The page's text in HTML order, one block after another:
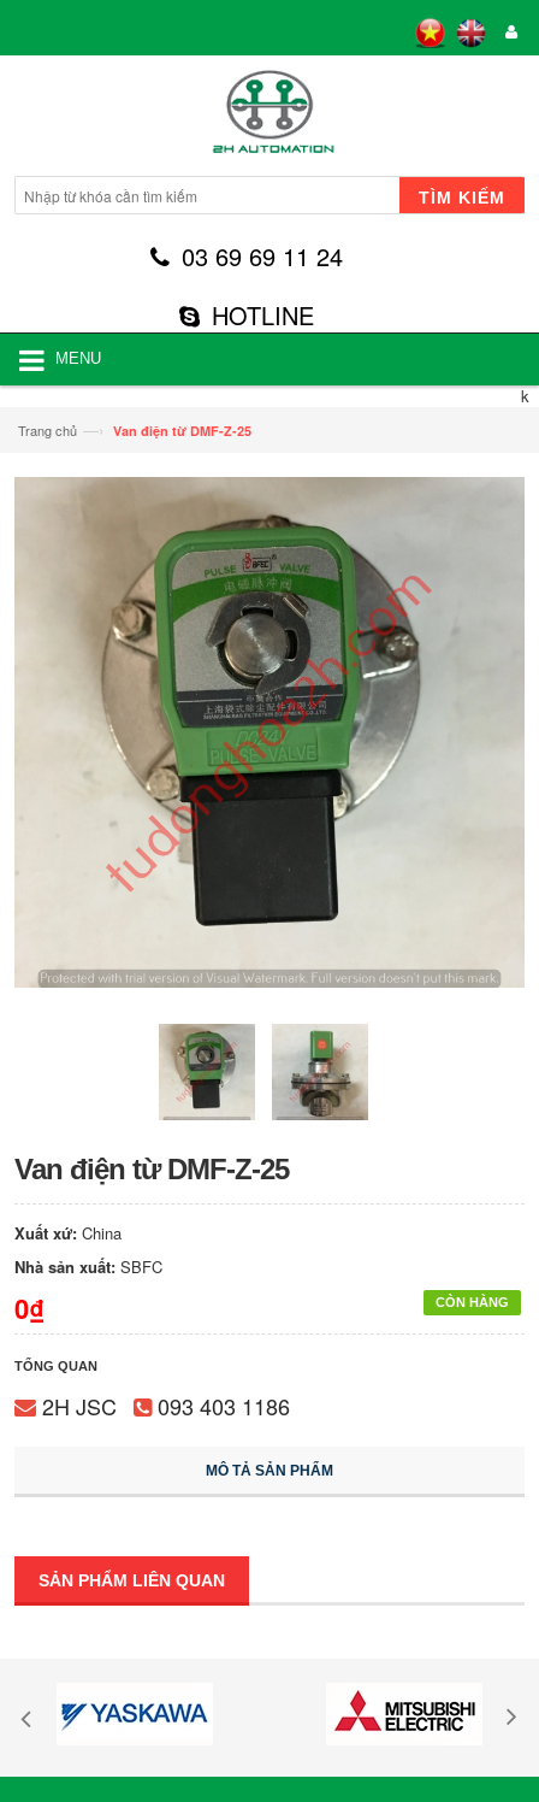
TÌM KIẾM
03 69 69 11 24
HOTLINE
MENU
k
Trang chủ —› Van điện từ DMF-Z-25
Van điện từ DMF-Z-25
Xuất xứ: China
Nhà sản xuất: SBFC
CÒN HÀNG
0₫
TỔNG QUAN
2H JSC 093 403 1186
MÔ TẢ SẢN PHẨM
SẢN PHẨM LIÊN QUAN